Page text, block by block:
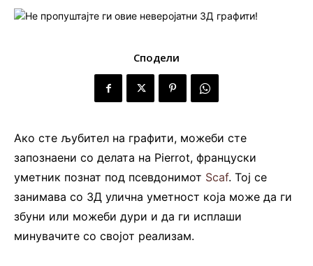
Сподели
Ако сте љубител на графити, можеби сте
запознаени со делата на Pierrot, француски
уметник познат под псевдонимот Scaf. Тој се
занимава со 3Д улична уметност која може да ги
збуни или можеби дури и да ги исплаши
минувачите со својот реализам.